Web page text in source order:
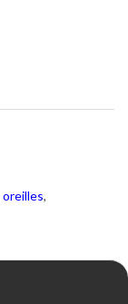
oreilles,